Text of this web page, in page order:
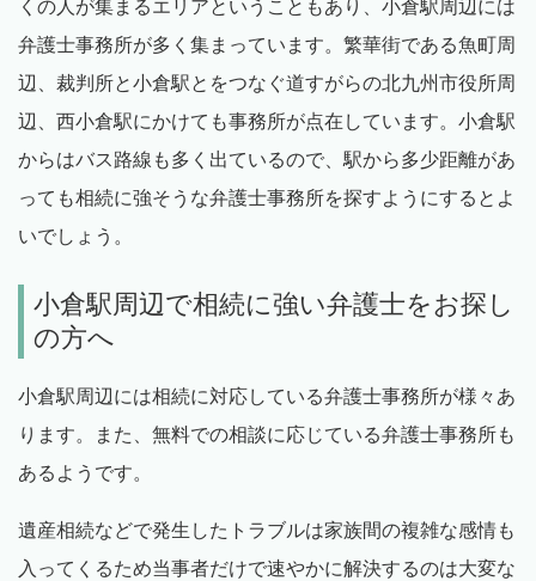
くの人が集まるエリアということもあり、小倉駅周辺には
弁護士事務所が多く集まっています。繁華街である魚町周
辺、裁判所と小倉駅とをつなぐ道すがらの北九州市役所周
辺、西小倉駅にかけても事務所が点在しています。小倉駅
からはバス路線も多く出ているので、駅から多少距離があ
っても相続に強そうな弁護士事務所を探すようにするとよ
いでしょう。
小倉駅周辺で相続に強い弁護士をお探し
の方へ
小倉駅周辺には相続に対応している弁護士事務所が様々あ
ります。また、無料での相談に応じている弁護士事務所も
あるようです。
遺産相続などで発生したトラブルは家族間の複雑な感情も
入ってくるため当事者だけで速やかに解決するのは大変な